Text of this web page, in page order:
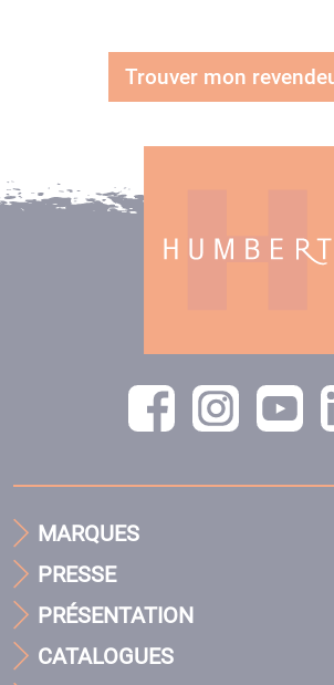
Trouver mon
MARQUES
PRESSE
PRÉSENTATION
CATALOGUES